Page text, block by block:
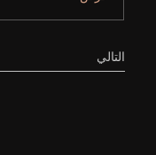
التالي